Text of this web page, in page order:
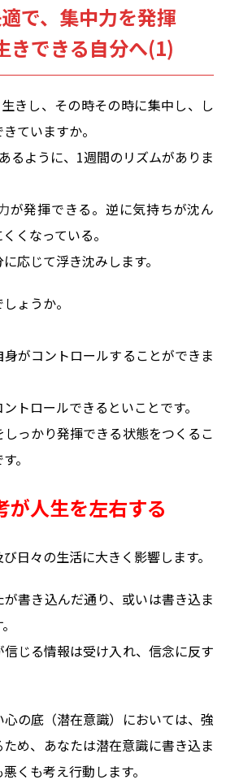
で、集中力を発揮
きできる自分へ(1)
きし、その時その時に集中し、し
ていますか。
るように、1週間のリズムがありま
が発揮できる。逆に気持ちが沈ん
くなっている。
応じて浮き沈みします。
ょうか。
がコントロールすることができま
トロールできるといことです。
っかり発揮できる状態をつくるこ
。
人生を左右する
日々の生活に大きく影響します。
書き込んだ通り、或いは書き込ま
じる情報は受け入れ、信念に反す
の底（潜在意識）においては、強
め、あなたは潜在意識に書き込ま
くも考え行動します。